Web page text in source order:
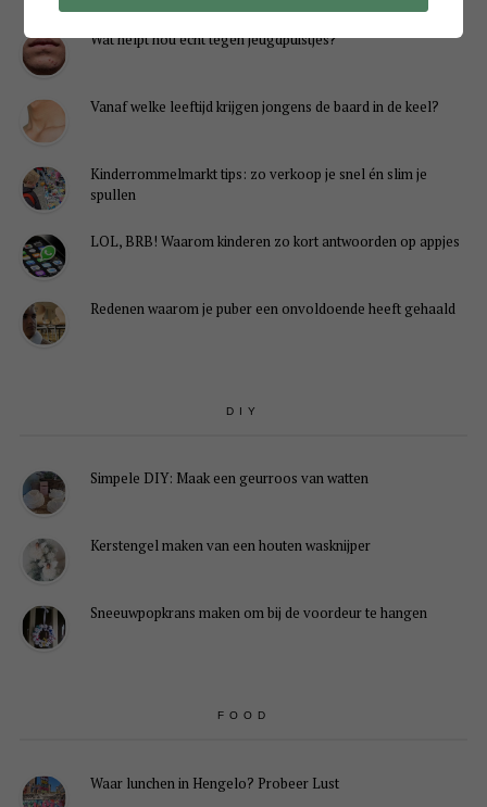
Wat helpt nou écht tegen jeugdpuistjes?
Vanaf welke leeftijd krijgen jongens de baard in de keel?
Kinderrommelmarkt tips: zo verkoop je snel én slim je
spullen
LOL, BRB! Waarom kinderen zo kort antwoorden op appjes
Redenen waarom je puber een onvoldoende heeft gehaald
DIY
Simpele DIY: Maak een geurroos van watten
Kerstengel maken van een houten wasknijper
Sneeuwpopkrans maken om bij de voordeur te hangen
FOOD
Waar lunchen in Hengelo? Probeer Lust